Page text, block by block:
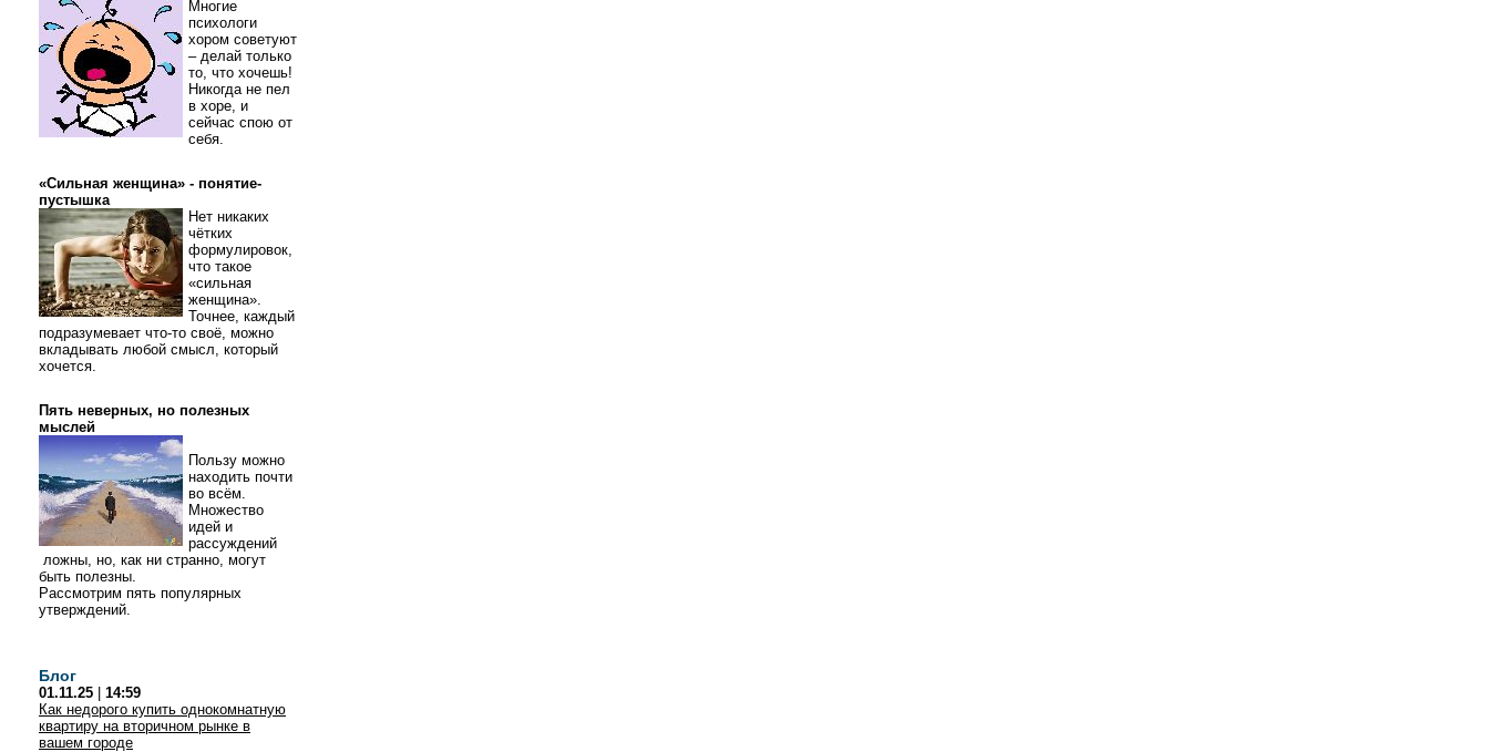
Многие
психологи
хором советуют
– делай только
то, что хочешь!
Никогда не пел
в хоре, и
сейчас спою от
себя.
«Сильная женщина» - понятие-
пустышка
Нет никаких
чётких
формулировок,
что такое
«сильная
женщина».
Точнее, каждый
подразумевает что-то своё, можно
вкладывать любой смысл, который
хочется.
Пять неверных, но полезных
мыслей
Пользу можно
находить почти
во всём.
Множество
идей и
рассуждений
ложны, но, как ни странно, могут
быть полезны.
Рассмотрим пять популярных
утверждений.
Блог
01.11.25
14:59
Как недорого купить однокомнатную
квартиру на вторичном рынке в
вашем городе